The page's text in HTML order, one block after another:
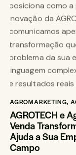
AGROMARKETING,
AGROTECH e
Venda
Ajuda a Sua
Campo